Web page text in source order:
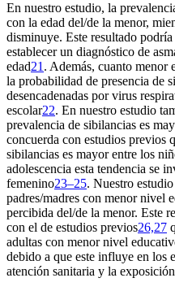
En nuestro estudio, la
con la edad del/de la menor,
disminuye. Este resultado
establecer un diagnóstico de
edad21 . Además, cuanto menor
la probabilidad de presencia de
desencadenadas por virus
escolar22. En nuestro estudio
prevalencia de sibilancias es
concuerda con estudios previos
sibilancias es mayor entre los
adolescencia esta tendencia se
femenino23–25. Nuestro
padres/madres con menor nivel
percibida del/de la menor. Este
con el de estudios previos26,27
adultas con menor nivel
debido a que este influye en los
atención sanitaria y la